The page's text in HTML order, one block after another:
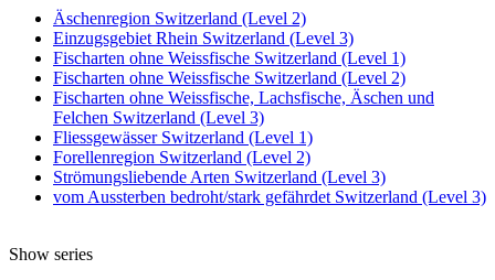
Äschenregion Switzerland (Level 2)
Einzugsgebiet Rhein Switzerland (Level 3)
Fischarten ohne Weissfische Switzerland (Level 1)
Fischarten ohne Weissfische Switzerland (Level 2)
Fischarten ohne Weissfische, Lachsfische, Äschen und
Felchen Switzerland (Level 3)
Fliessgewässer Switzerland (Level 1)
Forellenregion Switzerland (Level 2)
Strömungsliebende Arten Switzerland (Level 3)
vom Aussterben bedroht/stark gefährdet Switzerland (Level 3)
Show series